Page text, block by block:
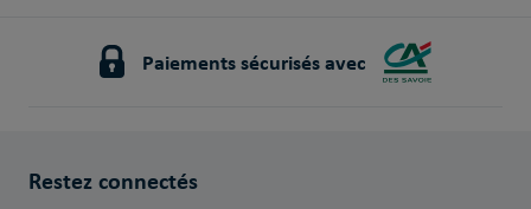
Paiements sécurisés avec
Restez connectés